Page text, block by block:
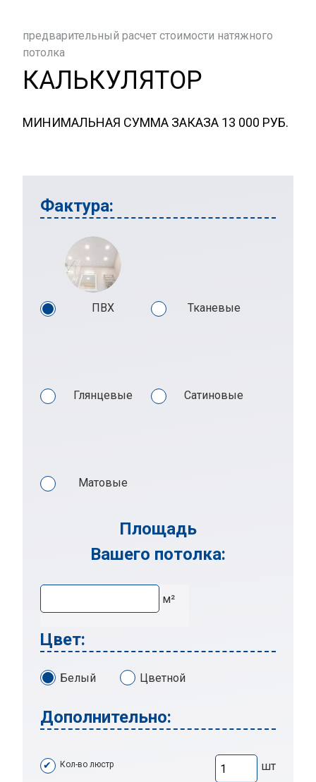
предварительный расчет стоимости натяжного
потолка
КАЛЬКУЛЯТОР
МИНИМАЛЬНАЯ СУММА ЗАКАЗА 13 000 РУБ.
Фактура:
ПВХ Тканевые
Глянцевые Сатиновые
Матовые
Площадь
Вашего потолка:
м²
Цвет:
Белый Цветной
Дополнительно:
Кол-во люстр шт